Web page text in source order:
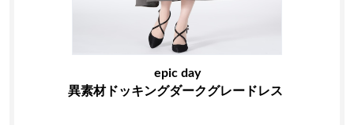
epic day
異素材ドッキングダークグレードレス